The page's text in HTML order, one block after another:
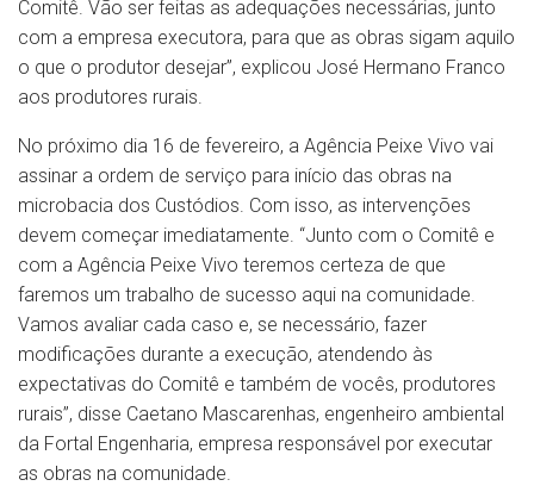
Comitê. Vão ser feitas as adequações necessárias, junto
com a empresa executora, para que as obras sigam aquilo
o que o produtor desejar”, explicou José Hermano Franco
aos produtores rurais.
No próximo dia 16 de fevereiro, a Agência Peixe Vivo vai
assinar a ordem de serviço para início das obras na
microbacia dos Custódios. Com isso, as intervenções
devem começar imediatamente. “Junto com o Comitê e
com a Agência Peixe Vivo teremos certeza de que
faremos um trabalho de sucesso aqui na comunidade.
Vamos avaliar cada caso e, se necessário, fazer
modificações durante a execução, atendendo às
expectativas do Comitê e também de vocês, produtores
rurais”, disse Caetano Mascarenhas, engenheiro ambiental
da Fortal Engenharia, empresa responsável por executar
as obras na comunidade.